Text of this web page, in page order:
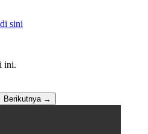
sini
ini.
Berikutnya →